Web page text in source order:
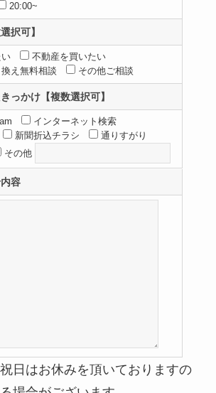
20:00~
択可】
不動産を買いたい
え無料相談
その他ご相談
っかけ【複数選択可】
インターネット検索
新聞折込チラシ
通りすがり
その他
容
日はお休みを頂いておりますの